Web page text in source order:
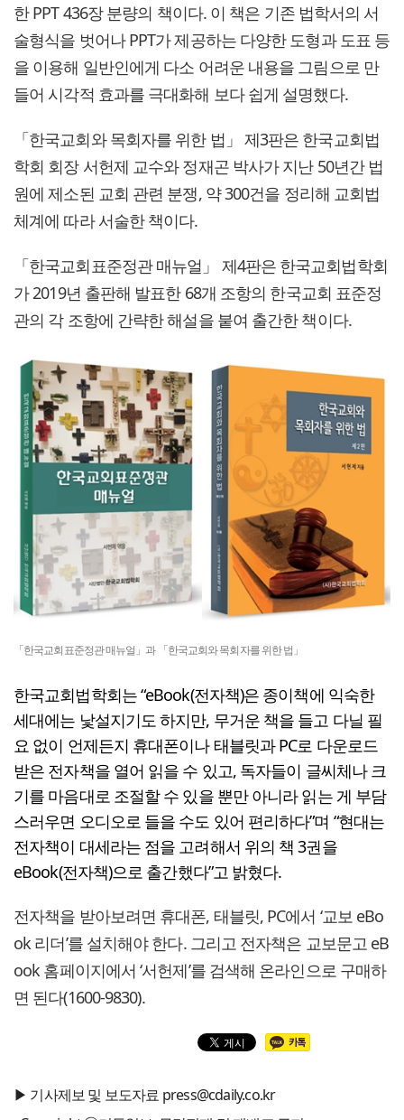
한 PPT 436장 분량의 책이다. 이 책은 기존 법학서의 서
술형식을 벗어나 PPT가 제공하는 다양한 도형과 도표 등
을 이용해 일반인에게 다소 어려운 내용을 그림으로 만
들어 시각적 효과를 극대화해 보다 쉽게 설명했다.
「한국교회와 목회자를 위한 법」 제3판은 한국교회법
학회 회장 서헌제 교수와 정재곤 박사가 지난 50년간 법
원에 제소된 교회 관련 분쟁, 약 300건을 정리해 교회법
체계에 따라 서술한 책이다.
「한국교회표준정관 매뉴얼」 제4판은 한국교회법학회
가 2019년 출판해 발표한 68개 조항의 한국교회 표준정
관의 각 조항에 간략한 해설을 붙여 출간한 책이다.
「한국교회표준정관 매뉴얼」과 「한국교회와 목회자를 위한 법」
한국교회법학회는 “eBook(전자책)은 종이책에 익숙한
세대에는 낯설지기도 하지만, 무거운 책을 들고 다닐 필
요 없이 언제든지 휴대폰이나 태블릿과 PC로 다운로드
받은 전자책을 열어 읽을 수 있고, 독자들이 글씨체나 크
기를 마음대로 조절할 수 있을 뿐만 아니라 읽는 게 부담
스러우면 오디오로 들을 수도 있어 편리하다”며 “현대는
전자책이 대세라는 점을 고려해서 위의 책 3권을
eBook(전자책)으로 출간했다”고 밝혔다.
전자책을 받아보려면 휴대폰, 태블릿, PC에서 ‘교보 eBo
ok 리더’를 설치해야 한다. 그리고 전자책은 교보문고 eB
ook 홈페이지에서 ‘서헌제’를 검색해 온라인으로 구매하
면 된다(1600-9830).
▶ 기사제보 및 보도자료 press@cdaily.co.kr